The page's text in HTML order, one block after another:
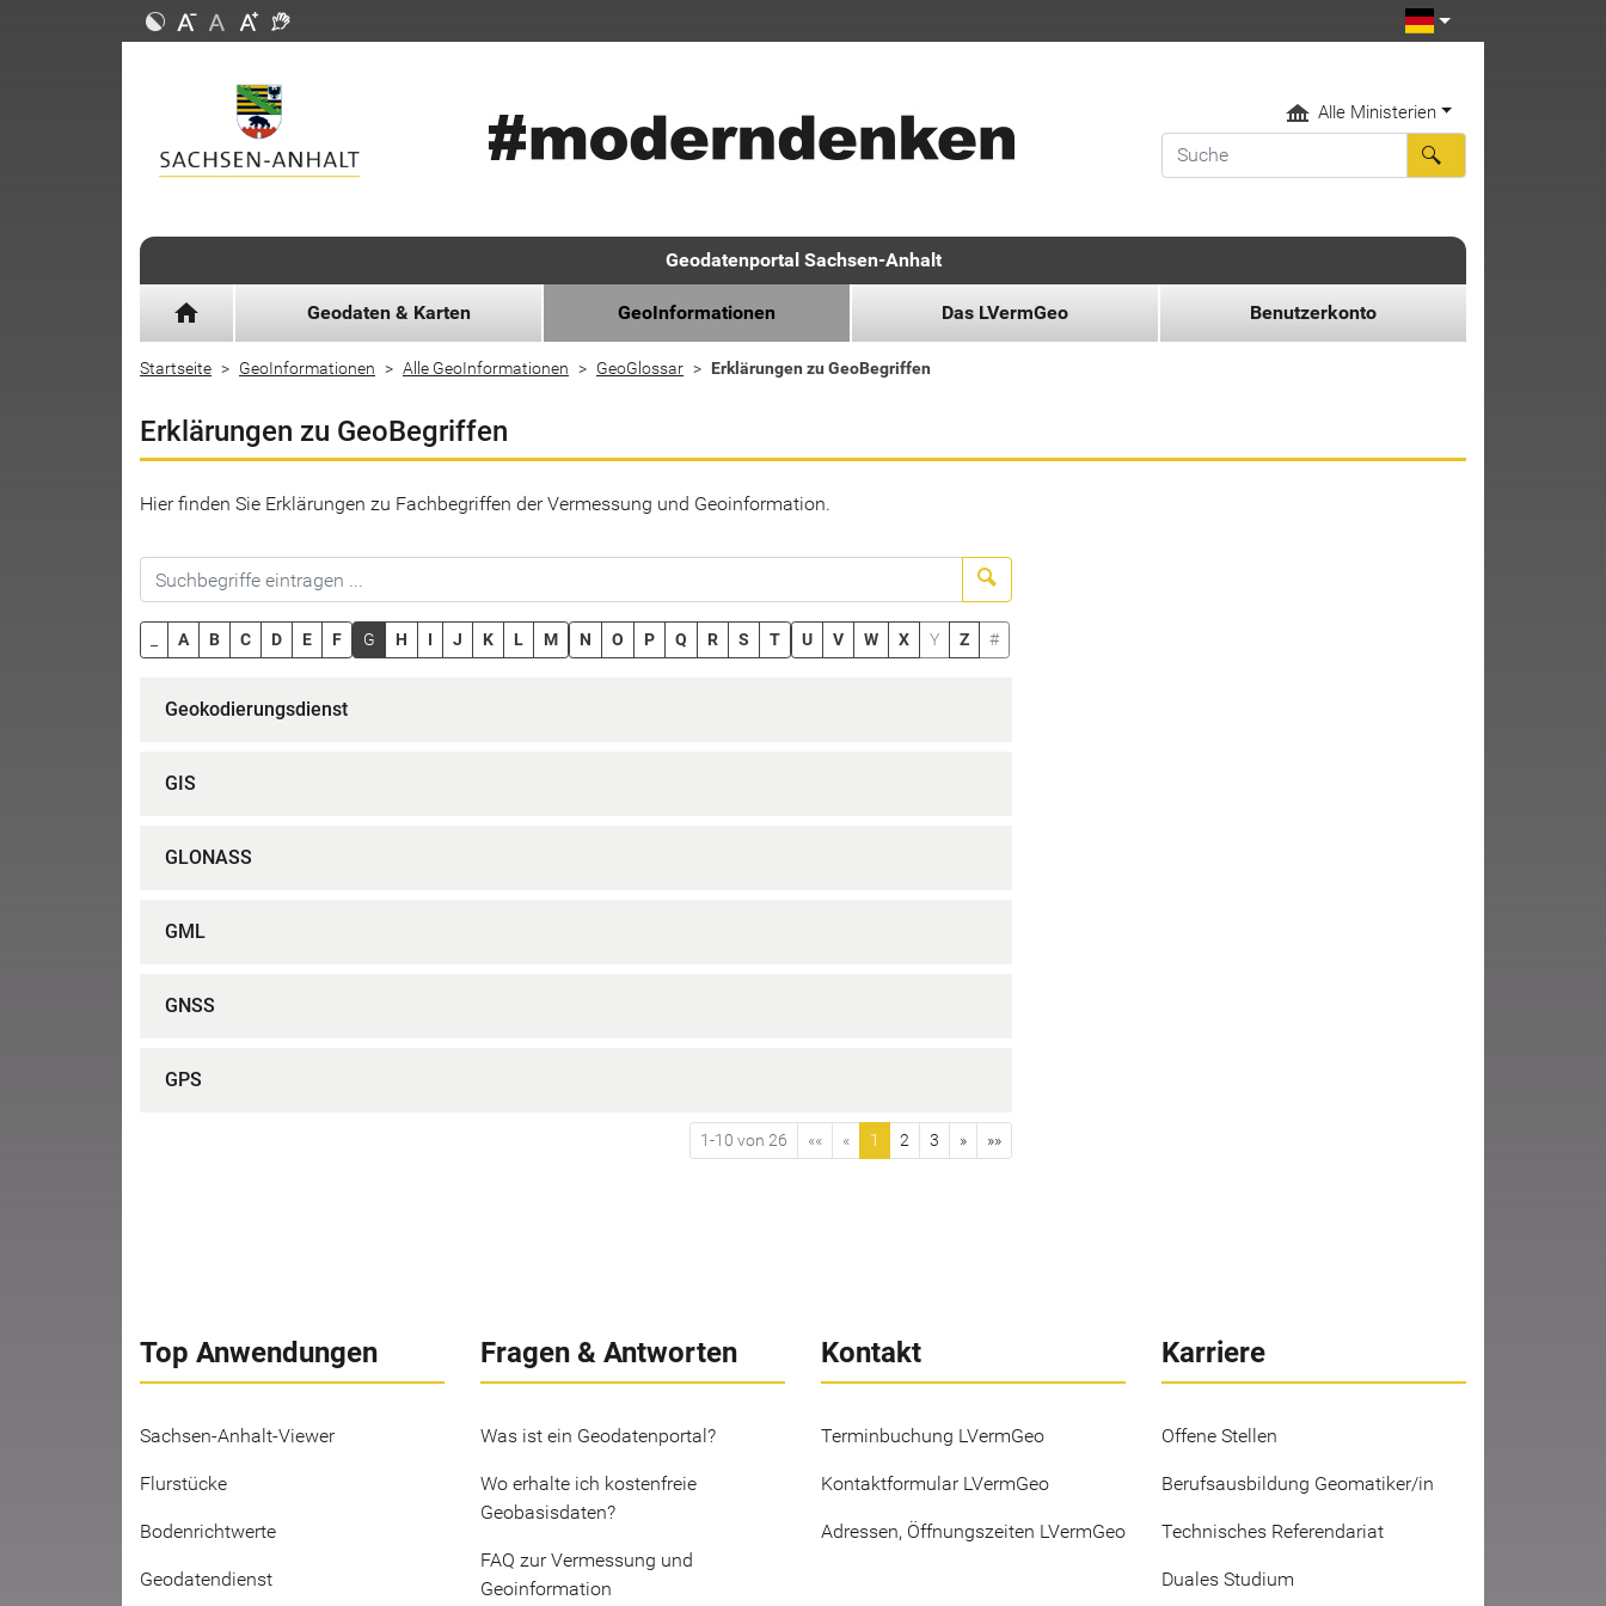
Alle Ministerien
Geodatenportal Sachsen-Anhalt
home Geodaten & Karten GeoInformationen Das LVermGeo Benutzerkonto
Startseite GeoInformationen Alle GeoInformationen GeoGlossar Erklärungen zu GeoBegriffen
Erklärungen zu GeoBegriffen
Hier finden Sie Erklärungen zu Fachbegriffen der Vermessung und Geoinformation.
A B C D E F G H I J K L M N O P Q R S T U V W X Y Z #
Geokodierungsdienst
GIS
GLONASS
GML
GNSS
GPS
1-10 von 26 «« « 1 2 3 » »»
Top Anwendungen
Sachsen-Anhalt-Viewer
Flurstücke
Bodenrichtwerte
Geodatendienst
Fragen & Antworten
Was ist ein Geodatenportal?
Wo erhalte ich kostenfreie
Geobasisdaten?
FAQ zur Vermessung und
Geoinformation
Kontakt
Terminbuchung LVermGeo
Kontaktformular LVermGeo
Adressen, Öffnungszeiten LVermGeo
Karriere
Offene Stellen
Berufsausbildung Geomatiker/in
Technisches Referendariat
Duales Studium